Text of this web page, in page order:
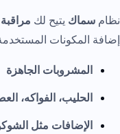
نظام سماك يتيح لك
إضافة المكونات
المشروبات الجاهزة
الحليب، الفواكه،
الإضافات مثل